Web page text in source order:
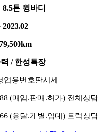
톤 윙바디
/ 한성특장
용번호판시세
(매입.판매.허가) 전체상담
(용달.개별.임대) 트럭상담